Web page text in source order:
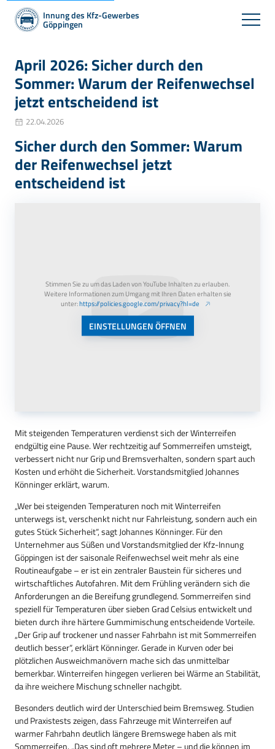
Innung des Kfz-Gewerbes
Göppingen
April 2026: Sicher durch den
Sommer: Warum der Reifenwechsel
jetzt entscheidend ist
22.04.2026
Sicher durch den Sommer: Warum
der Reifenwechsel jetzt
entscheidend ist
Stimmen Sie zu um das Laden von YouTube Inhalten zu erlauben.
Weitere Informationen zum Umgang mit Ihren Daten erhalten sie
unter:https://policies.google.com/privacy?hl=de
EINSTELLUNGEN ÖFFNEN
Mit steigenden Temperaturen verdienst sich der Winterreifen
endgültig eine Pause. Wer rechtzeitig auf Sommerreifen umsteigt,
verbessert nicht nur Grip und Bremsverhalten, sondern spart auch
Kosten und erhöht die Sicherheit. Vorstandsmitglied Johannes
Könninger erklärt, warum.
„Wer bei steigenden Temperaturen noch mit Winterreifen
unterwegs ist, verschenkt nicht nur Fahrleistung, sondern auch ein
gutes Stück Sicherheit“, sagt Johannes Könninger. Für den
Unternehmer aus Süßen und Vorstandsmitglied der Kfz-Innung
Göppingen ist der saisonale Reifenwechsel weit mehr als eine
Routineaufgabe – er ist ein zentraler Baustein für sicheres und
wirtschaftliches Autofahren. Mit dem Frühling verändern sich die
Anforderungen an die Bereifung grundlegend. Sommerreifen sind
speziell für Temperaturen über sieben Grad Celsius entwickelt und
bieten durch ihre härtere Gummimischung entscheidende Vorteile.
„Der Grip auf trockener und nasser Fahrbahn ist mit Sommerreifen
deutlich besser“, erklärt Könninger. Gerade in Kurven oder bei
plötzlichen Ausweichmanövern mache sich das unmittelbar
bemerkbar. Winterreifen hingegen verlieren bei Wärme an Stabilität,
da ihre weichere Mischung schneller nachgibt.
Besonders deutlich wird der Unterschied beim Bremsweg. Studien
und Praxistests zeigen, dass Fahrzeuge mit Winterreifen auf
warmer Fahrbahn deutlich längere Bremswege haben als mit
Sommerreifen. „Das sind oft mehrere Meter – und die können im